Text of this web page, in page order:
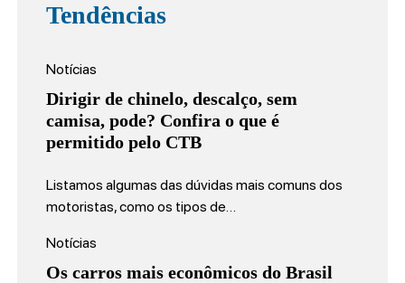
Tendências
Notícias
Dirigir de chinelo, descalço, sem
camisa, pode? Confira o que é
permitido pelo CTB
Listamos algumas das dúvidas mais comuns dos
motoristas, como os tipos de…
Notícias
Os carros mais econômicos do Brasil